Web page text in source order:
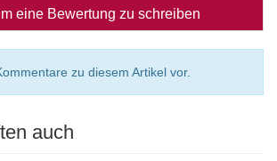
eine Bewertung zu schreiben
zu diesem Artikel vor.
auch